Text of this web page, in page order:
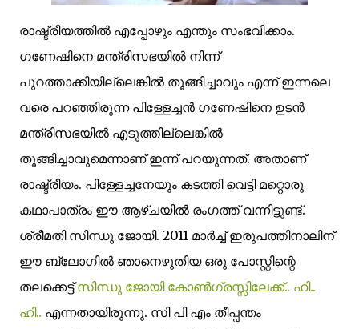
രാഷ്ട്രീയത്തിൽ എപ്പോഴും എന്തും സംഭവിക്കാം.
ഗണേഷിനെ മന്ത്രിസഭയിൽ നിന്ന്
പുറത്താക്കിയില്ലെങ്കിൽ തൂങ്ങിച്ചാവും എന്ന് ഇന്നലെ
വരെ പറഞ്ഞിരുന്ന പിള്ളേച്ചൻ ഗണേഷിനെ ഉടൻ
മന്ത്രിസഭയിൽ എടുത്തില്ലെങ്കിൽ
തൂങ്ങിച്ചാവുമെന്നാണ് ഇന്ന് പറയുന്നത്. അതാണ്‌
രാഷ്ട്രീയം. പിള്ളേച്ചനേയും കടത്തി വെട്ടി മറ്റൊരു
കഥാപാത്രം ഈ ആഴ്ചയിൽ രംഗത്ത് വന്നിട്ടുണ്ട്.
ശ്രീമതി സിന്ധു ജോയി. 2011 മാർച്ച്‌ ഇരുപത്തിനാലിന്
ഈ ബ്ലോഗിൽ ഞാനെഴുതിയ ഒരു പോസ്റ്റിന്റെ
തലക്കെട്ട്‌സിന്ധു ജോയി കോണ്‍ഗ്രസ്സിലേക്ക്.. ഹി..
ഹി.. എന്നതായിരുന്നു. സി പി എം തീപ്പന്തം